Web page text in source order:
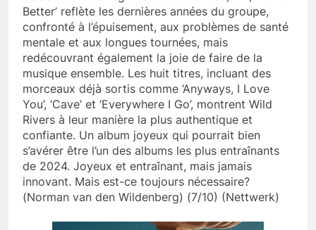
Better’ reflète les dernières années du groupe,
confronté à l’épuisement, aux problèmes de santé
mentale et aux longues tournées, mais
redécouvrant également la joie de faire de la
musique ensemble. Les huit titres, incluant des
morceaux déjà sortis comme ‘Anyways, I Love
You’, ‘Cave’ et ‘Everywhere I Go’, montrent Wild
Rivers à leur manière la plus authentique et
confiante. Un album joyeux qui pourrait bien
s’avérer être l’un des albums les plus entraînants
de 2024. Joyeux et entraînant, mais jamais
innovant. Mais est-ce toujours nécessaire?
(Norman van den Wildenberg) (7/10) (Nettwerk)